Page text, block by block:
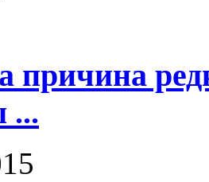
причина